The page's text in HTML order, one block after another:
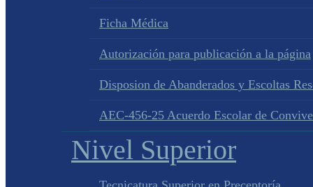
Ficha Médica
Autorización para publicación a la página
Disposion de Abanderados y Escoltas
AEC-456-25 Acuerdo Escolar de
Nivel Superior